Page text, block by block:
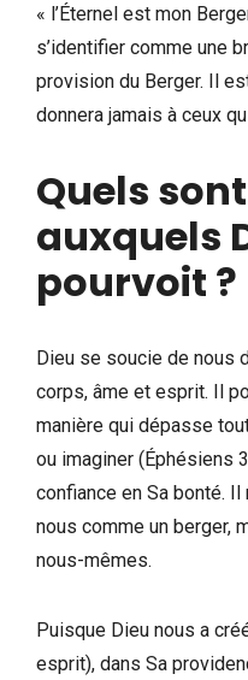
« l’Éternel est mon
s’identifier comme une
provision du Berger. Il
donnera jamais à ceux
Quels
auxquels
pourvoit ?
Dieu se soucie de nous
corps, âme et esprit. Il
manière qui dépasse
ou imaginer (Éphésiens
confiance en Sa bonté.
nous comme un berger,
nous-mêmes.
Puisque Dieu nous a
esprit), dans Sa